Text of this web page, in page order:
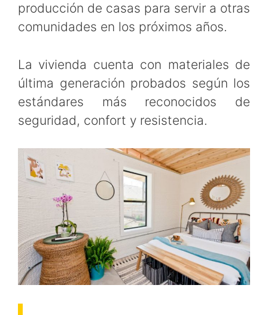
producción de casas para servir a otras
comunidades en los próximos años.
La vivienda cuenta con materiales de
última generación probados según los
estándares más reconocidos de
seguridad, confort y resistencia.